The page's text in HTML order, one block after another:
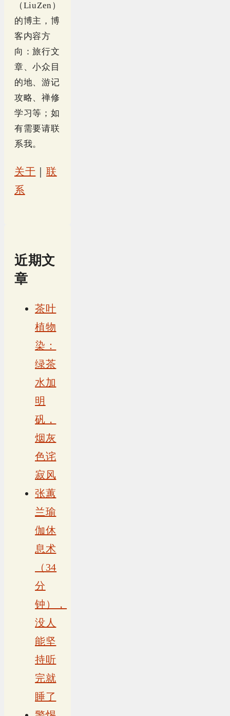
（LiuZen）
的博主，博
客内容方
向：旅行文
章、小众目
的地、游记
攻略、禅修
学习等；如
有需要请联
系我。
关于 ｜联
系
近期文
章
茶叶
植物
染：
绿茶
水加
明
矾，
烟灰
色诧
寂风
张蕙
兰瑜
伽休
息术
（34
分
钟），
没人
能坚
持听
完就
睡了